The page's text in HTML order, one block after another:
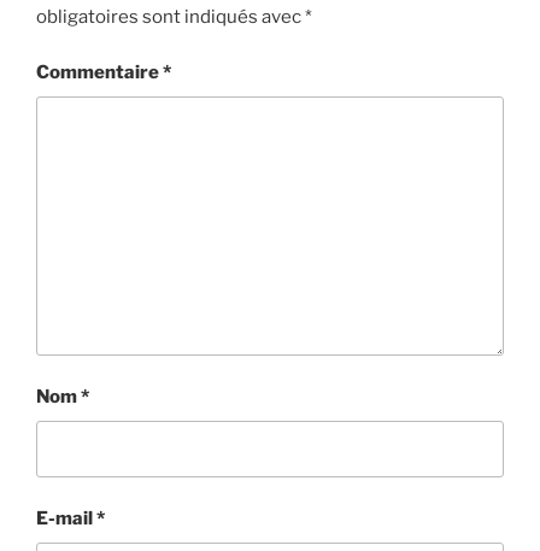
obligatoires sont indiqués avec*
Commentaire*
Nom*
E-mail*